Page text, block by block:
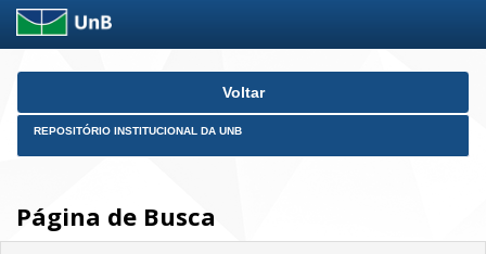
Skip
Voltar
REPOSITÓRIO INSTITUCIONAL DA UNB
Página de Busca